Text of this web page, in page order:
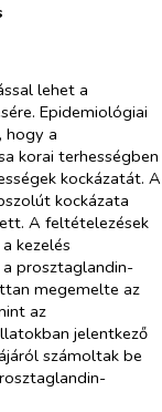
lehet a
Epidemiológiai
hogy a
korai terhességben
kockázatát. A
kockázata
A feltételezések
kezelés
prosztaglandin-
megemelte az
az
jelentkező
számoltak be